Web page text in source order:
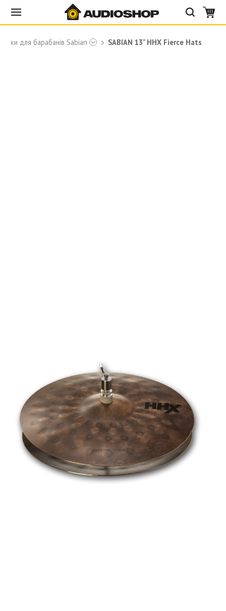
для барабанів Sabian SABIAN 13" HHX Fierce Hats